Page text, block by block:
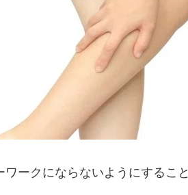
ークにならないようにすること